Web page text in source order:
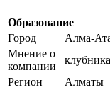
Образование
Город
Алма-
Мнение о
компании
Регион
Алматы